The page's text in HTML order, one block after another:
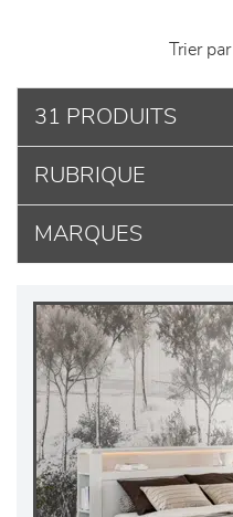
chambres et dressing
literie
décoration
Trier par
31 PRODUITS
RUBRIQUE
MARQUES